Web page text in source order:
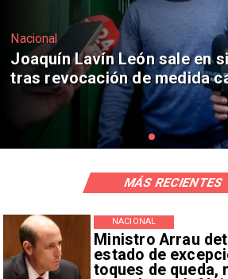
Nacional
Chile y Venezuela
de relaciones consulares
Ministro Arrau
estado de
toques de queda,
NACIONAL
MÁS RECIENTES